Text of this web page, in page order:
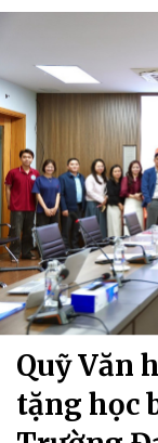
Quỹ Văn
tặng học